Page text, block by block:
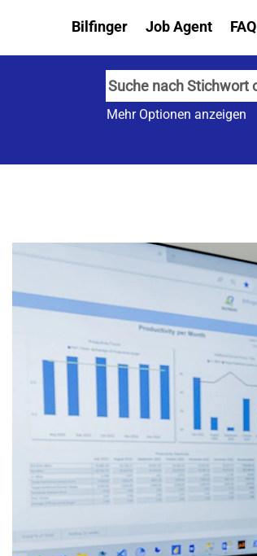
Bilfinger Job Agent FAQ
Mehr Optionen anzeigen